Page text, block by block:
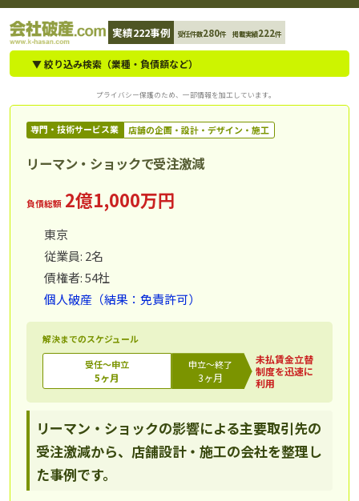
ン
ツ
実績222事例 受任件数280件 掲載実績222件
▼ 絞り込み検索（業種・負債額など）
プライバシー保護のため、一部情報を加工しています。
専門・技術サービス業 店舗の企画・設計・デザイン・施工
リーマン・ショックで受注激減
負債総額 2億1,000万円
東京
従業員: 2名
債権者: 54社
個人破産（結果：免責許可）
解決までのスケジュール
受任～申立
5ヶ月
申立～終了
3ヶ月
未払賃金立替
制度を迅速に
利用
リーマン・ショックの影響による主要取引先の
受注激減から、店舗設計・施工の会社を整理し
た事例です。